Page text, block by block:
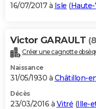
16/07/2017 à Isle (
Victor GARAULT
Créer une cagnotte
Naissance
31/05/1930 à Châtillon-
Décès
23/03/2016 à Vitré (Ille-